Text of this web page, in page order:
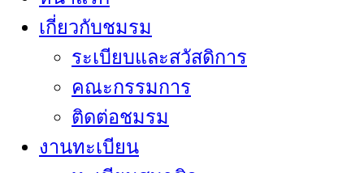
เกี่ยวกับชมรม
ระเบียบและสวัสดิการ
คณะกรรมการ
ติดต่อชมรม
งานทะเบียน